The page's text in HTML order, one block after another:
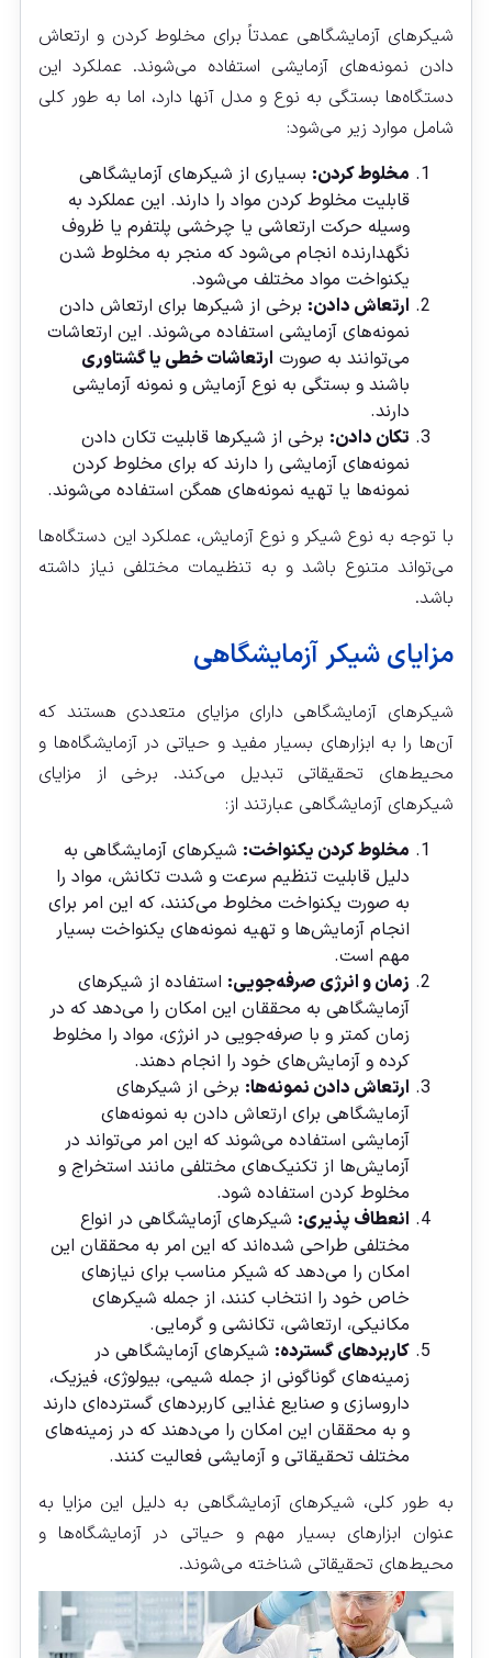
شیکرهای آزمایشگاهی عمدتاً برای مخلوط کردن و ارتعاش
دادن نمونه‌های آزمایشی استفاده می‌شوند. عملکرد این
دستگاه‌ها بستگی به نوع و مدل آنها دارد، اما به طور کلی
شامل موارد زیر می‌شود:
مخلوط کردن: بسیاری از شیکرهای آزمایشگاهی
قابلیت مخلوط کردن مواد را دارند. این عملکرد به
وسیله حرکت ارتعاشی یا چرخشی پلتفرم یا ظروف
نگهدارنده انجام می‌شود که منجر به مخلوط شدن
یکنواخت مواد مختلف می‌شود.
ارتعاش دادن: برخی از شیکرها برای ارتعاش دادن
نمونه‌های آزمایشی استفاده می‌شوند. این ارتعاشات
می‌توانند به صورت ارتعاشات خطی یا گشتاوری
باشند و بستگی به نوع آزمایش و نمونه آزمایشی
دارند.
تکان دادن: برخی از شیکرها قابلیت تکان دادن
نمونه‌های آزمایشی را دارند که برای مخلوط کردن
نمونه‌ها یا تهیه نمونه‌های همگن استفاده می‌شوند.
با توجه به نوع شیکر و نوع آزمایش، عملکرد این دستگاه‌ها
می‌تواند متنوع باشد و به تنظیمات مختلفی نیاز داشته
باشد.
مزایای شیکر آزمایشگاهی
شیکرهای آزمایشگاهی دارای مزایای متعددی هستند که
آن‌ها را به ابزارهای بسیار مفید و حیاتی در آزمایشگاه‌ها و
محیط‌های تحقیقاتی تبدیل می‌کند. برخی از مزایای
شیکرهای آزمایشگاهی عبارتند از:
مخلوط کردن یکنواخت: شیکرهای آزمایشگاهی به
دلیل قابلیت تنظیم سرعت و شدت تکانش، مواد را
به صورت یکنواخت مخلوط می‌کنند، که این امر برای
انجام آزمایش‌ها و تهیه نمونه‌های یکنواخت بسیار
مهم است.
زمان و انرژی صرفه‌جویی: استفاده از شیکرهای
آزمایشگاهی به محققان این امکان را می‌دهد که در
زمان کمتر و با صرفه‌جویی در انرژی، مواد را مخلوط
کرده و آزمایش‌های خود را انجام دهند.
ارتعاش دادن نمونه‌ها: برخی از شیکرهای
آزمایشگاهی برای ارتعاش دادن به نمونه‌های
آزمایشی استفاده می‌شوند که این امر می‌تواند در
آزمایش‌ها از تکنیک‌های مختلفی مانند استخراج و
مخلوط کردن استفاده شود.
انعطاف پذیری: شیکرهای آزمایشگاهی در انواع
مختلفی طراحی شده‌اند که این امر به محققان این
امکان را می‌دهد که شیکر مناسب برای نیازهای
خاص خود را انتخاب کنند، از جمله شیکرهای
مکانیکی، ارتعاشی، تکانشی و گرمایی.
کاربردهای گسترده: شیکرهای آزمایشگاهی در
زمینه‌های گوناگونی از جمله شیمی، بیولوژی، فیزیک،
داروسازی و صنایع غذایی کاربردهای گسترده‌ای دارند
و به محققان این امکان را می‌دهند که در زمینه‌های
مختلف تحقیقاتی و آزمایشی فعالیت کنند.
به طور کلی، شیکرهای آزمایشگاهی به دلیل این مزایا به
عنوان ابزارهای بسیار مهم و حیاتی در آزمایشگاه‌ها و
محیط‌های تحقیقاتی شناخته می‌شوند.